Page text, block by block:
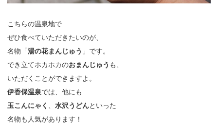
こちらの温泉地で
ぜひ食べていただきたいのが、
名物「湯の花まんじゅう 」です。
でき立てホカホカのおまんじゅう も、
いただくことができますよ。
伊香保温泉では、他にも
玉こんにゃく 、 水沢うどんといった
名物も人気があります！